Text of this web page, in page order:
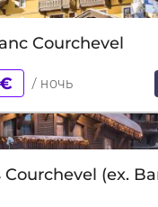
Courchevel
/ ночь
(ex.